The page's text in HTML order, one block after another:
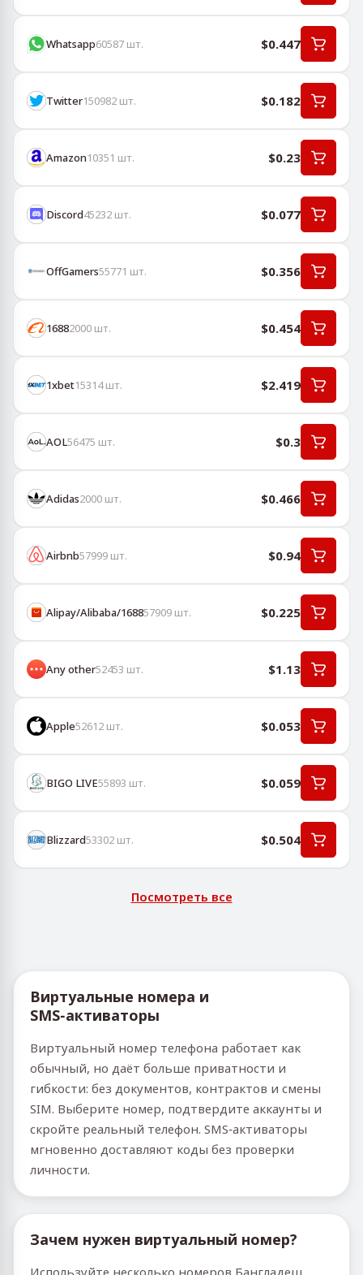
Whatsapp60587 шт. $0.447
Twitter150982 шт. $0.182
Amazon10351 шт. $0.23
Discord45232 шт. $0.077
OffGamers55771 шт. $0.356
16882000 шт. $0.454
1хbet15314шт. $2.419
AOL56475 шт. $0.3
Adidas2000 шт. $0.466
Airbnb57999 шт. $0.94
Alipay/Alibaba/168857909 шт. $0.225
Any other52453 шт. $1.13
Apple52612 шт. $0.053
BIGO LIVE55893 шт. $0.059
Blizzard53302 шт. $0.504
Посмотреть все
Виртуальные номера и
SMS‑активаторы
Виртуальный номер телефона работает как
обычный, но даёт больше приватности и
гибкости: без документов, контрактов и смены
SIM. Выберите номер, подтвердите аккаунты и
скройте реальный телефон. SMS‑активаторы
мгновенно доставляют коды без проверки
личности.
Зачем нужен виртуальный номер?
Используйте несколько номеров Бангладеш,